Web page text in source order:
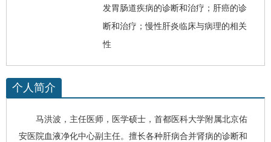
发胃肠道疾病的诊断和治疗； 肝癌的诊
断和治疗；慢性肝炎临床与病理的相关
性
个人简介
马洪波 ，主任医师，医学硕士，首都医科大学附属北京佑
安医院血液净化中心副主任。 擅长各种肝病合并肾病的诊断和